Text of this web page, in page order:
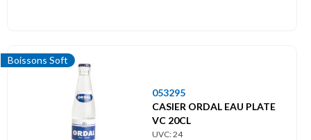
Boissons Soft
053295
CASIER ORDAL EAU PLATE
VC 20CL
UVC: 24